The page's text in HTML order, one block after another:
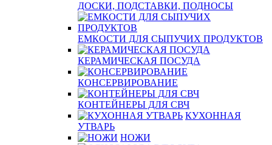
ДОСКИ, ПОДСТАВКИ, ПОДНОСЫ
ЕМКОСТИ ДЛЯ СЫПУЧИХ ПРОДУКТОВ
КЕРАМИЧЕСКАЯ ПОСУДА
КОНСЕРВИРОВАНИЕ
КОНТЕЙНЕРЫ ДЛЯ СВЧ
КУХОННАЯ
УТВАРЬ
НОЖИ